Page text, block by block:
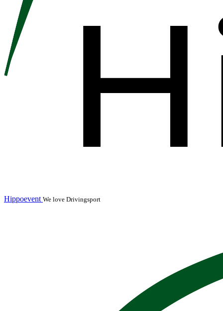
Hippoevent We love Drivingsport